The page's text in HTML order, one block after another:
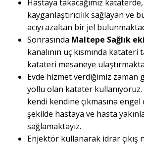
Hastaya takacağımız
kayganlaştırıcılık sağlayan ve
acıyı azaltan bir jel
Sonrasında Maltepe Sağlık
kanalının uç kısmında katateri
katateri mesaneye
Evde hizmet verdiğimiz zaman
yollu olan katater
kendi kendine çıkmasına engel
şekilde hastaya ve hasta
sağlamaktayız.
Enjektör kullanarak idrar çıkış